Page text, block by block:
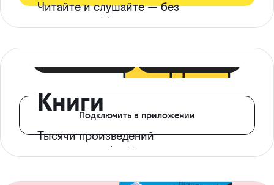
Читайте и слушайте — без
ограничений*
Книги
Тысячи произведений
с доступом офлайн
Подключить в приложении